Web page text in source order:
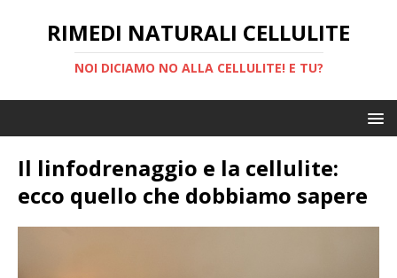
RIMEDI NATURALI CELLULITE
NOI DICIAMO NO ALLA CELLULITE! E TU?
Il linfodrenaggio e la cellulite:
ecco quello che dobbiamo sapere